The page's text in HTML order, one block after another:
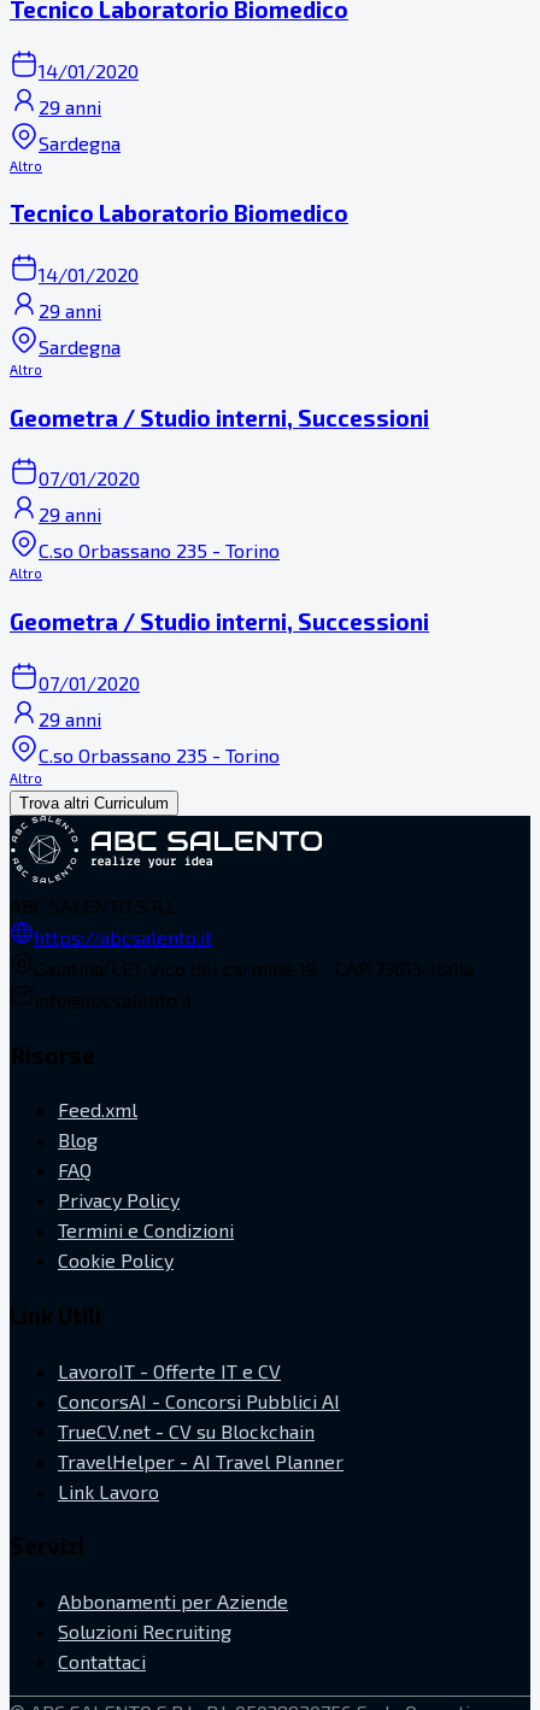
Tecnico Laboratorio Biomedico
14/01/2020
29 anni
Sardegna
Altro
Tecnico Laboratorio Biomedico
14/01/2020
29 anni
Sardegna
Altro
Geometra / Studio interni, Successioni
07/01/2020
29 anni
C.so Orbassano 235 - Torino
Altro
Geometra / Studio interni, Successioni
07/01/2020
29 anni
C.so Orbassano 235 - Torino
Altro
Trova altri Curriculum
https://abcsalento.it
Feed.xml
Blog
FAQ
Privacy Policy
Termini e Condizioni
Cookie Policy
LavoroIT - Offerte IT e CV
ConcorsAI - Concorsi Pubblici AI
TrueCV.net - CV su Blockchain
TravelHelper - AI Travel Planner
Link Lavoro
Abbonamenti per Aziende
Soluzioni Recruiting
Contattaci